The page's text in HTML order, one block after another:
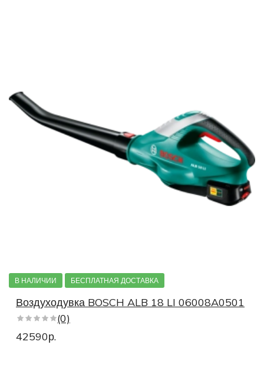
В НАЛИЧИИ БЕСПЛАТНАЯ ДОСТАВКА
Воздуходувка BOSCH ALB 18 LI 06008A0501
(0)
42590р.